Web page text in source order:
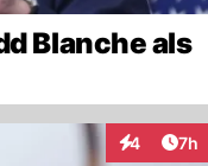
Blanche als
4 7h